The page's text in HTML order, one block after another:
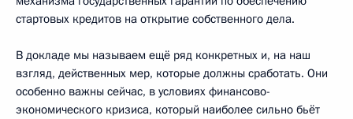
стартовых кредитов на открытие собственного дела.
В докладе мы называем ещё ряд конкретных и, на наш
взгляд, действенных мер, которые должны сработать. Они
особенно важны сейчас, в условиях финансово-
экономического кризиса, который наиболее сильно бьёт